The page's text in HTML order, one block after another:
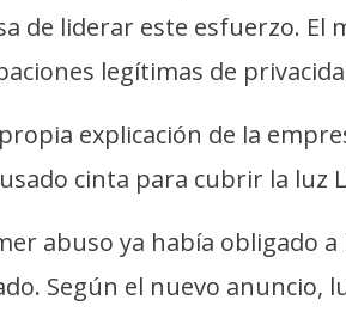
de liderar este esfuerzo. El
legítimas de
explicación de la
cinta para cubrir la luz
abuso ya había obligado
Según el nuevo